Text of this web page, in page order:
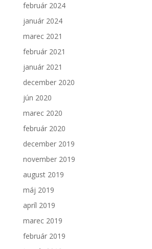
február 2024
január 2024
marec 2021
február 2021
január 2021
december 2020
jún 2020
marec 2020
február 2020
december 2019
november 2019
august 2019
máj 2019
apríl 2019
marec 2019
február 2019